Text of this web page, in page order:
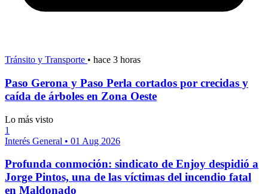
Tránsito y Transporte • hace 3 horas
Paso Gerona y Paso Perla cortados por crecidas y
caída de árboles en Zona Oeste
Lo más visto
1
Interés General • 01 Aug 2026
Profunda conmoción: sindicato de Enjoy despidió a
Jorge Pintos, una de las víctimas del incendio fatal
en Maldonado